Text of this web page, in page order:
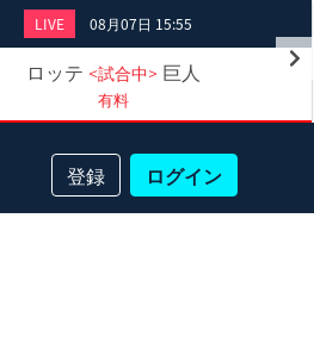
LIVE 08月07日 15:55
ロッテ <試合中> 巨人
有料
登録 ログイン